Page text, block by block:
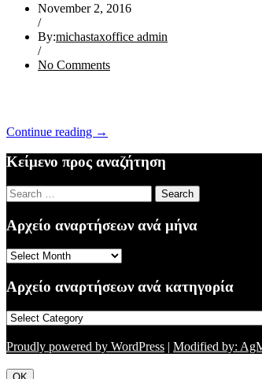
November 2, 2016
/
By:michastaxoffice admin
/
No Comments
Continue reading “ΕΝΗΜΕΡΩΣΗ
(3)”
→
Κείμενο προς αναζήτηση
Search
for:
Αρχείο αναρτήσεων ανά μήνα
Αρχείο
ανά
μήνα
Αρχείο αναρτήσεων ανά κατηγορία
Αρχείο
ανά
Proudly powered by WordPress | Modified by: